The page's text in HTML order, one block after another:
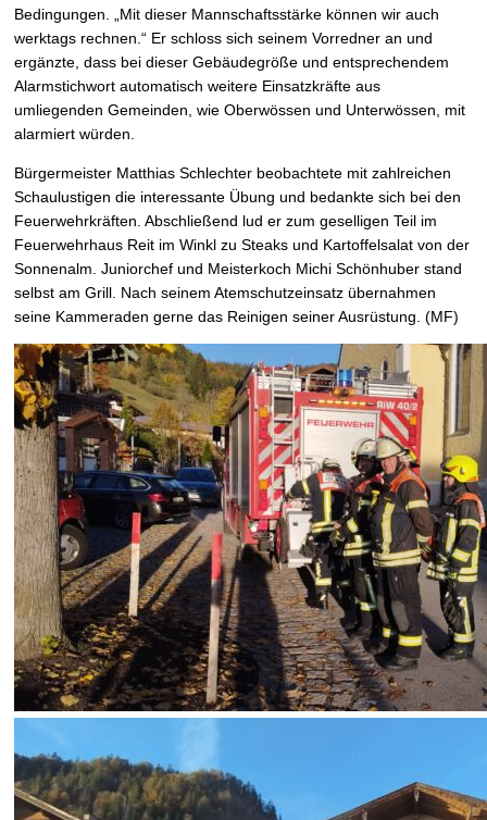
Bedingungen. „Mit dieser Mannschaftsstärke können wir auch
werktags rechnen.“ Er schloss sich seinem Vorredner an und
ergänzte, dass bei dieser Gebäudegröße und entsprechendem
Alarmstichwort automatisch weitere Einsatzkräfte aus
umliegenden Gemeinden, wie Oberwössen und Unterwössen, mit
alarmiert würden.
Bürgermeister Matthias Schlechter beobachtete mit zahlreichen
Schaulustigen die interessante Übung und bedankte sich bei den
Feuerwehrkräften. Abschließend lud er zum geselligen Teil im
Feuerwehrhaus Reit im Winkl zu Steaks und Kartoffelsalat von der
Sonnenalm. Juniorchef und Meisterkoch Michi Schönhuber stand
selbst am Grill. Nach seinem Atemschutzeinsatz übernahmen
seine Kammeraden gerne das Reinigen seiner Ausrüstung. (MF)